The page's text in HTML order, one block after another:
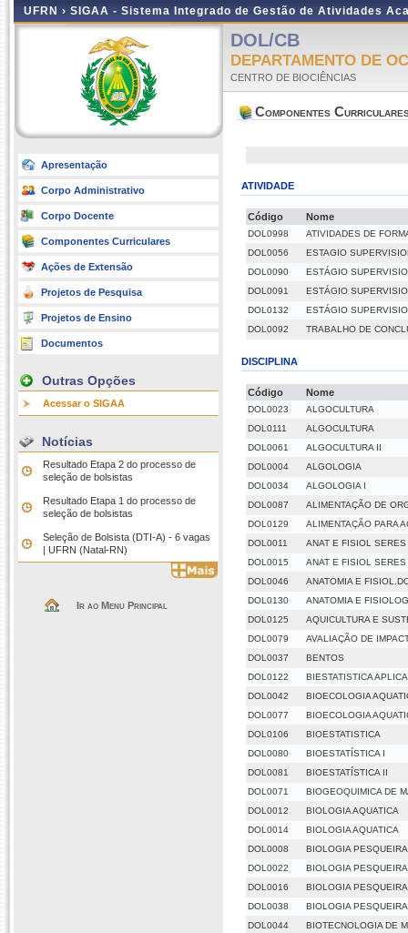
UFRN › SIGAA - Sistema Integrado de Gestão de Atividades
Apresentação
Corpo Administrativo
Corpo Docente
Componentes Curriculares
Ações de Extensão
Projetos de Pesquisa
Projetos de Ensino
Documentos
Outras Opções
Acessar o SIGAA
Notícias
Resultado Etapa 2 do processo de
seleção de bolsistas
Resultado Etapa 1 do processo de
seleção de bolsistas
Seleção de Bolsista (DTI-A) - 6 vagas
| UFRN (Natal-RN)
Ir ao Menu Principal
DOL/CB
DEPARTAMENTO DE
CENTRO DE BIOCIÊNCIAS
Componentes
ATIVIDADE
Código Nome
DOL0998
ATIVIDADES DE
DOL0056
ESTAGIO
DOL0090
ESTÁGIO
DOL0091
ESTÁGIO
DOL0132
ESTÁGIO
DOL0092
TRABALHO DE
DISCIPLINA
Código Nome
DOL0023
ALGOCULTURA
DOL0111
ALGOCULTURA
DOL0061
ALGOCULTURA II
DOL0004
ALGOLOGIA
DOL0034
ALGOLOGIA I
DOL0087
ALIMENTAÇÃO DE
DOL0129
ALIMENTAÇÃO PARA
DOL0011
ANAT E FISIOL SERES
DOL0015
ANAT E FISIOL SERES
DOL0046
ANATOMIA E
DOL0130
ANATOMIA E
DOL0125
AQUICULTURA E
DOL0079
AVALIAÇÃO DE
DOL0037
BENTOS
DOL0122
BIESTATISTICA
DOL0042
BIOECOLOGIA
DOL0077
BIOECOLOGIA
DOL0106
BIOESTATISTICA
DOL0080
BIOESTATÍSTICA I
DOL0081
BIOESTATÍSTICA II
DOL0071
BIOGEOQUIMICA DE
DOL0012
BIOLOGIA AQUATICA
DOL0014
BIOLOGIA AQUATICA
DOL0008
BIOLOGIA
DOL0022
BIOLOGIA
DOL0016
BIOLOGIA
DOL0038
BIOLOGIA
DOL0044
BIOTECNOLOGIA DE